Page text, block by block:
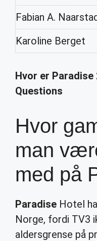
Fabian A.
Karoline Berget
Hvor er Paradise
Questions
Hvor
man
med på
Paradise Hotel
Norge, fordi TV3
aldersgrense på